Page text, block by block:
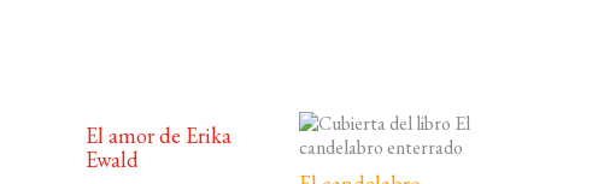
El amor de Erika
Ewald